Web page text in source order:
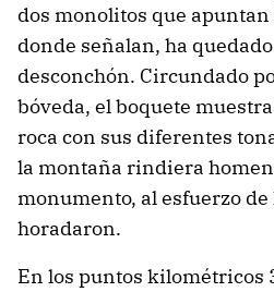
dos monolitos que
donde señalan, ha
desconchón. Circundado
bóveda, el boquete
roca con sus diferentes
la montaña rindiera
monumento, al esfuerzo de
horadaron.
En los puntos kilométricos